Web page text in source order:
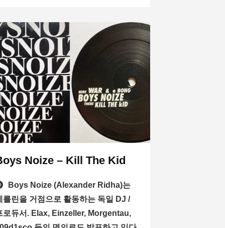
Noize – Kill The Kid
Boys Noize (Alexander Ridha)는
를린을 거점으로 활동하는 독일 DJ /
로듀서. Elax, Einzeller, Morgentau,